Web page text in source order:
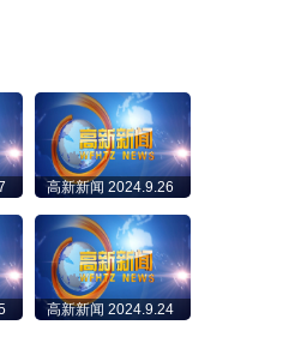
高新新闻 2024.9.26
高新新闻 2024.9.24